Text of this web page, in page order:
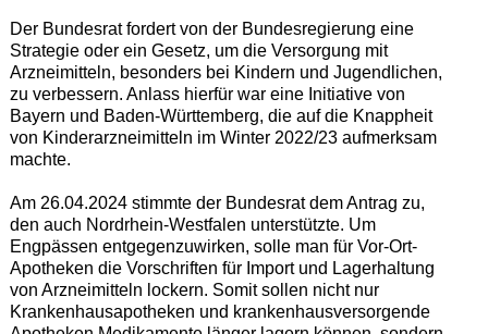
Der Bundesrat fordert von der Bundesregierung eine
Strategie oder ein Gesetz, um die Versorgung mit
Arzneimitteln, besonders bei Kindern und Jugendlichen,
zu verbessern. Anlass hierfür war eine Initiative von
Bayern und Baden-Württemberg, die auf die Knappheit
von Kinderarzneimitteln im Winter 2022/23 aufmerksam
machte.
Am 26.04.2024 stimmte der Bundesrat dem Antrag zu,
den auch Nordrhein-Westfalen unterstützte. Um
Engpässen entgegenzuwirken, solle man für Vor-Ort-
Apotheken die Vorschriften für Import und Lagerhaltung
von Arzneimitteln lockern. Somit sollen nicht nur
Krankenhausapotheken und krankenhausversorgende